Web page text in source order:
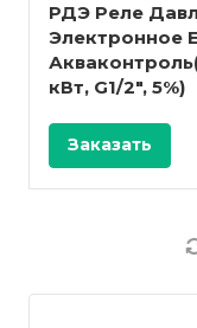
РДЭ Реле
Электронное
кВт, G1/2", 5%)
Заказать